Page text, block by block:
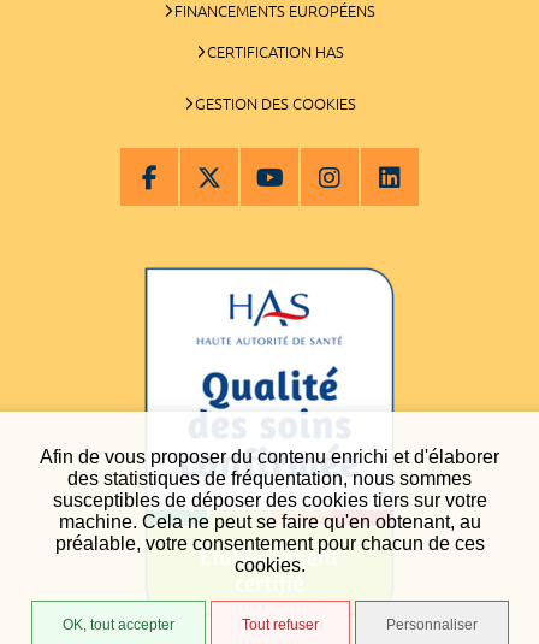
Afin de vous proposer du contenu enrichi et d'élaborer
des statistiques de fréquentation, nous sommes
susceptibles de déposer des cookies tiers sur votre
machine. Cela ne peut se faire qu'en obtenant, au
préalable, votre consentement pour chacun de ces
cookies.
OK, tout accepter Tout refuser Personnaliser
FINANCEMENTS EUROPÉENS
CERTIFICATION HAS
GESTION DES COOKIES